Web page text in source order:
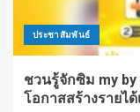
ประชาสัมพันธ์
ชวนรู้จักซิม my by
โอกาสสร้างรายไ